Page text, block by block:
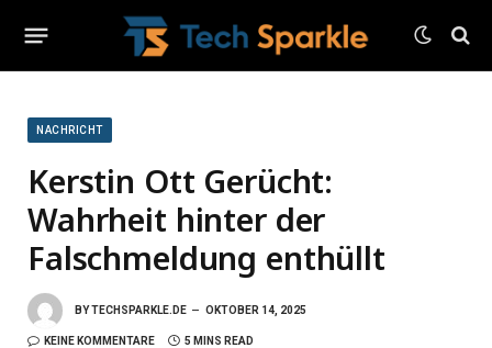
NACHRICHT
Kerstin Ott Gerücht:
Wahrheit hinter der
Falschmeldung enthüllt
BYTECHSPARKLE.DE OKTOBER 14, 2025
KEINE KOMMENTARE 5 MINS READ